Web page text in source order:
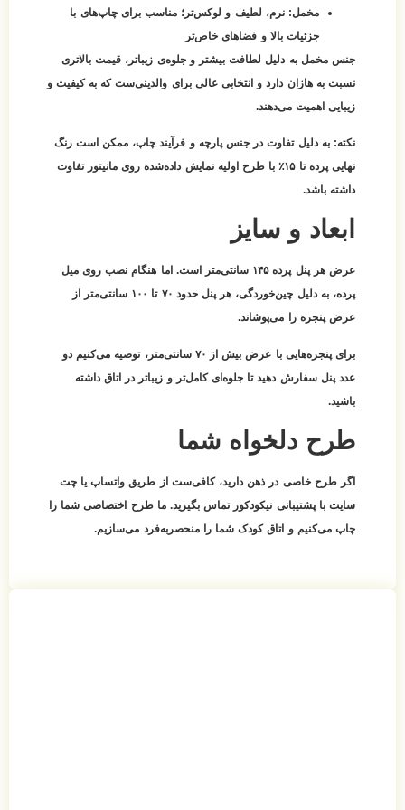
مخمل: نرم، لطیف و لوکس‌تر؛ مناسب برای چاپ‌های با
جزئیات بالا و فضاهای خاص‌تر
جنس مخمل به دلیل لطافت بیشتر و جلوه‌ی زیباتر، قیمت بالاتری
نسبت به هازان دارد و انتخابی عالی برای والدینی‌ست که به کیفیت و
زیبایی اهمیت می‌دهند.
نکته: به دلیل تفاوت در جنس پارچه و فرآیند چاپ، ممکن است رنگ
نهایی پرده تا ۱۵٪ با طرح اولیه نمایش داده‌شده روی مانیتور تفاوت
داشته باشد.
ابعاد و سایز
عرض هر پنل پرده ۱۴۵ سانتی‌متر است. اما هنگام نصب روی میل
پرده، به دلیل چین‌خوردگی، هر پنل حدود
۷۰ تا ۱۰۰ سانتی‌متر از
عرض پنجره را می‌پوشاند.
برای پنجره‌هایی با عرض بیش از ۷۰ سانتی‌متر، توصیه می‌کنیم
دو
عدد پنل سفارش دهید تا جلوه‌ای کامل‌تر و زیباتر در اتاق داشته
باشید.
طرح دلخواه شما
اگر طرح خاصی در ذهن دارید، کافی‌ست از طریق واتساپ یا چت
سایت با پشتیبانی نیکودکور تماس بگیرید. ما طرح اختصاصی شما را
چاپ می‌کنیم و اتاق کودک شما را منحصربه‌فرد می‌سازیم.